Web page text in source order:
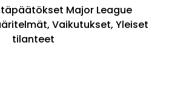
Major League
Vaikutukset, Yleiset
tilanteet